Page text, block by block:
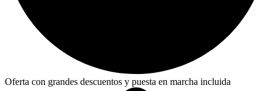
Oferta con grandes descuentos y puesta en marcha incluida